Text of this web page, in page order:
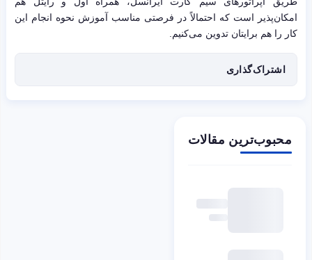
امکان‌پذیر است که احتمالاً در فرصتی مناسب آموزش نحوه انجام این
کار را هم برایتان تدوین می‌کنیم.
اشتراک‌گذاری
محبوب‌ترین مقالات